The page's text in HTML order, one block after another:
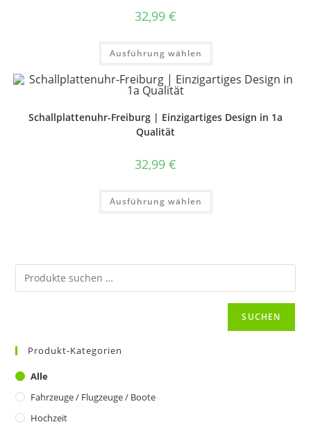
32,99 €
Ausführung wählen
Dieses
weist
mehrere
Varianten
Optionen
können
Schallplattenuhr-Freiburg | Einzigartiges Design in 1a
Qualität
32,99 €
Ausführung wählen
Dieses
weist
Optionen
der
Produktseite
gewählt
werdenSUCHEN
Produkt-Kategorien
Alle
Fahrzeuge / Flugzeuge / Boote
Hochzeit